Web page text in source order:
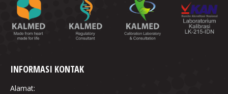
INFORMASI KONTAK
Alamat: